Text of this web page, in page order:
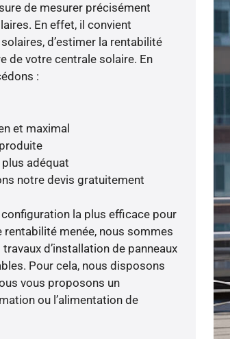
de mesurer précisément
En effet, il convient
d’estimer la rentabilité
de votre centrale solaire. En
:
et maximal
adéquat
notre devis gratuitement
la plus efficace pour
rentabilité menée, nous sommes
d’installation de panneaux
Pour cela, nous disposons
vous proposons un
ou l’alimentation de